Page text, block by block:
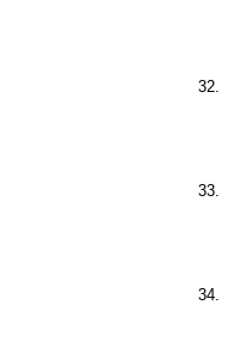
32.
33.
34.